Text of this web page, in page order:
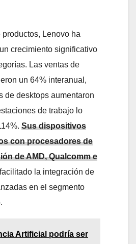
productos, Lenovo ha
crecimiento significativo
Las ventas de
un 64% interanual,
de desktops aumentaron
de trabajo lo
Sus dispositivos
con procesadores de
de AMD, Qualcomm e
la integración de
en el segmento
Artificial podría ser